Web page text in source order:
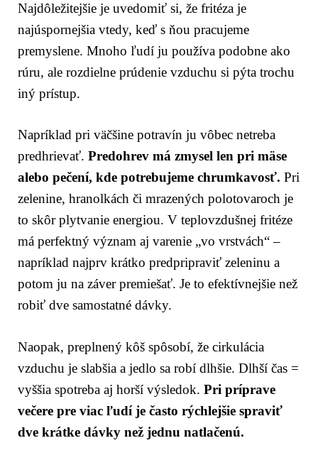
Najdôležitejšie je uvedomiť si, že fritéza je
najúspornejšia vtedy, keď s ňou pracujeme
premyslene. Mnoho ľudí ju používa podobne ako
rúru, ale rozdielne prúdenie vzduchu si pýta trochu
iný prístup.
Napríklad pri väčšine potravín ju vôbec netreba
predhrievať. Predohrev má zmysel len pri mäse
alebo pečení, kde potrebujeme chrumkavosť. Pri
zelenine, hranolkách či mrazených polotovaroch je
to skôr plytvanie energiou. V teplovzdušnej fritéze
má perfektný význam aj varenie „vo vrstvách“ –
napríklad najprv krátko predpripraviť zeleninu a
potom ju na záver premiešať. Je to efektívnejšie než
robiť dve samostatné dávky.
Naopak, preplnený kôš spôsobí, že cirkulácia
vzduchu je slabšia a jedlo sa robí dlhšie. Dlhší čas =
vyššia spotreba aj horší výsledok. Pri príprave
večere pre viac ľudí je často rýchlejšie spraviť
dve krátke dávky než jednu natlačenú.